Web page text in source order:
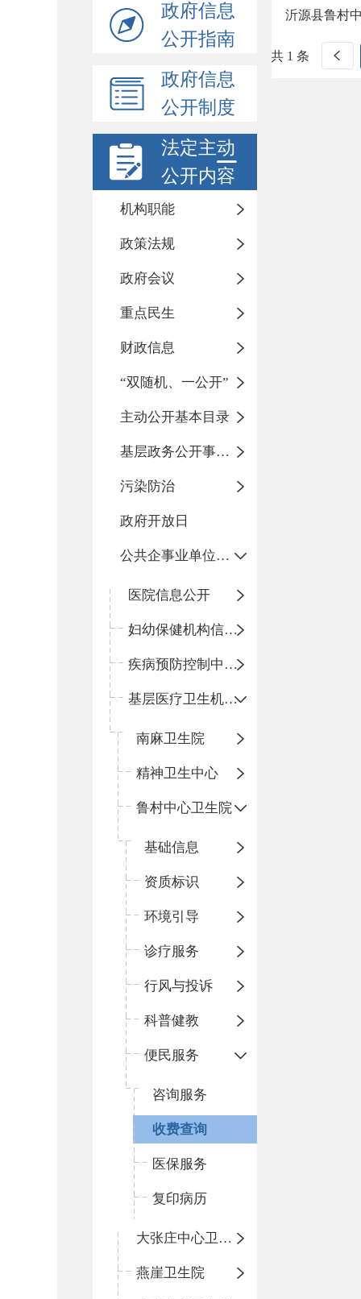
政府信息
公开指南
政府信息
公开制度
法定主动
公开内容
机构职能
政策法规
政府会议
重点民生
财政信息
“双随机、一公开”
主动公开基本目录
基层政务公开事项标准目录
污染防治
政府开放日
公共企事业单位信息公开
医院信息公开
妇幼保健机构信息公开
疾病预防控制中心信息公开
基层医疗卫生机构信息公开
南麻卫生院
精神卫生中心
鲁村中心卫生院
基础信息
资质标识
环境引导
诊疗服务
行风与投诉
科普健教
便民服务
咨询服务
收费查询
医保服务
复印病历
大张庄中心卫生院
燕崖卫生院
沂源县鲁村
共 1 条